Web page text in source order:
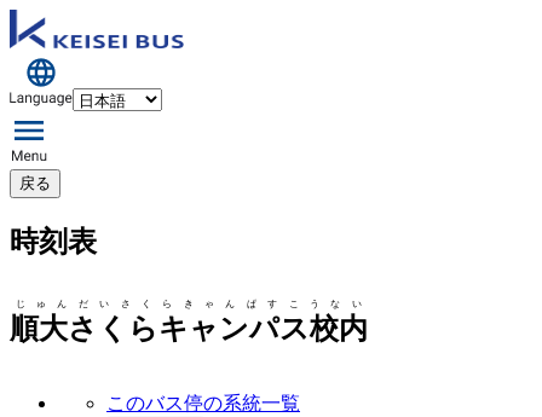
戻る
時刻表
順大さくらキャンパス校内
じゅんだいさくらきゃんぱすこうない
このバス停の系統一覧